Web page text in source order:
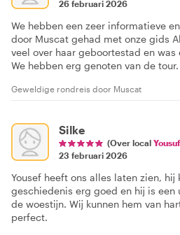
26 februari 2026
We hebben een zeer informatieve
door Muscat gehad met onze gids
veel over haar geboortestad en
We hebben erg genoten van de tour.
Geweldige rondreis door Muscat
Silke
(Over local Yousuf
23 februari 2026
Yousef heeft ons alles laten zien, hij
geschiedenis erg goed en hij is een
de woestijn. Wij kunnen hem van
perfect.